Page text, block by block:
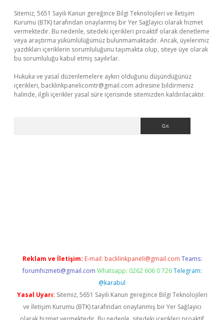
Sitemiz, 5651 Sayılı Kanun gereğince Bilgi Teknolojileri ve İletişim
Kurumu (BTK) tarafından onaylanmış bir Yer Sağlayıcı olarak hizmet
vermektedir. Bu nedenle, sitedeki içerikleri proaktif olarak denetleme
veya araştırma yükümlülüğümüz bulunmamaktadır. Ancak, üyelerimiz
yazdıkları içeriklerin sorumluluğunu taşımakta olup, siteye üye olarak
bu sorumluluğu kabul etmiş sayılırlar.
Hukuka ve yasal düzenlemelere aykırı olduğunu düşündüğünüz
içerikleri, backlinkpanelicomtr@gmail.com adresine bildirmeniz
halinde, ilgili içerikler yasal süre içerisinde sitemizden kaldırılacaktır.
Reklam ve İletişim: E-mail: backlinkpaneli@gmail.com Teams:
forumhizmeti@gmail.com Whatsapp: 0262 606 0 726 Telegram:
@karabul
Yasal Uyarı: Sitemiz, 5651 Sayılı Kanun gereğince Bilgi Teknolojileri
ve İletişim Kurumu (BTK) tarafından onaylanmış bir Yer Sağlayıcı